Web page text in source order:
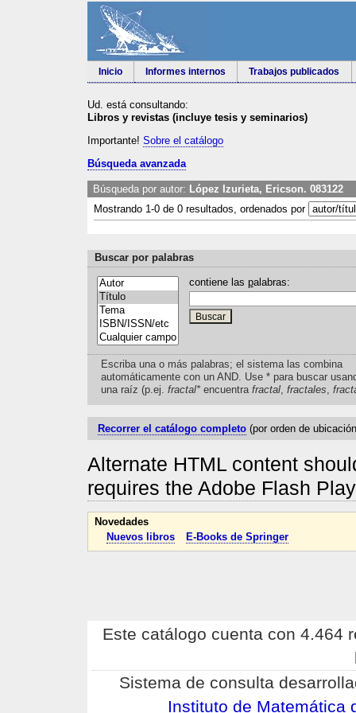
Inicio Informes internos Trabajos publicados
Ud. está consultando:
Libros y revistas (incluye tesis y seminarios)
Importante! Sobre el catálogo
Búsqueda avanzada
Búsqueda por autor: López Izurieta, Ericson. 083122
Mostrando 1-0 de 0 resultados, ordenados por
Buscar por palabras
contiene las palabras:
Escriba una o más palabras; el sistema las combina
automáticamente con un AND. Use * para buscar
una raíz (p.ej. fractal*encuentra fractal, fractales,
Recorrer el catálogo completo (por orden de
Alternate HTML content
requires the Adobe Flash
Novedades
Nuevos libros
E-Books de Springer
Este catálogo cuenta con 4.464
Sistema de consulta
Instituto de Matemática